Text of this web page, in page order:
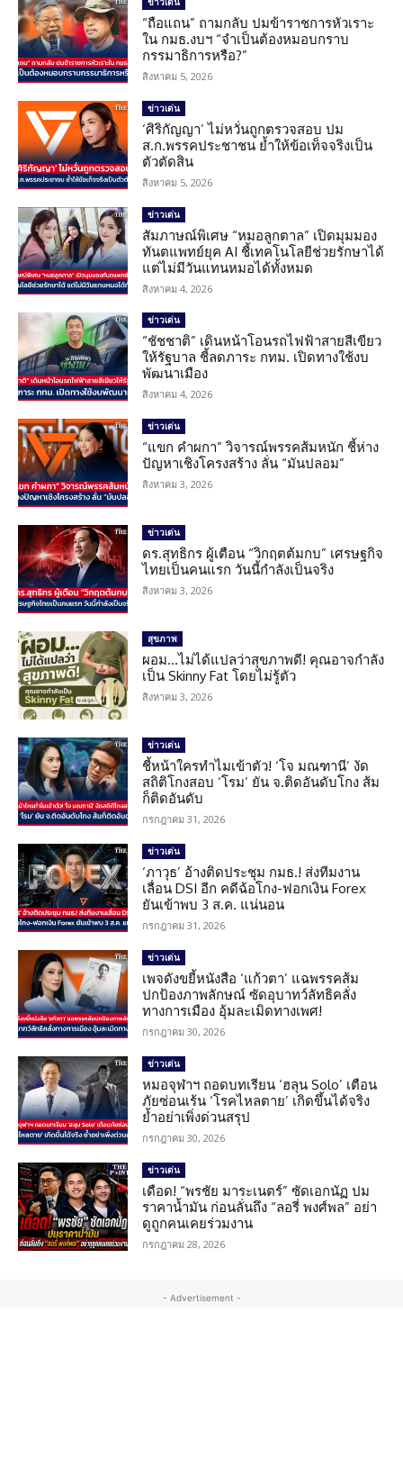
“ถือแถน” ถามกลับ ปมข้าราชการหัวเราะ
ใน กมธ.งบฯ “จำเป็นต้องหมอบกราบ
กรรมาธิการหรือ?”
สิงหาคม 5, 2026
ข่าวเด่น
‘ศิริกัญญา’ ไม่หวั่นถูกตรวจสอบ ปม
ส.ก.พรรคประชาชน ย้ำให้ข้อเท็จจริงเป็น
ตัวตัดสิน
สิงหาคม 5, 2026
ข่าวเด่น
สัมภาษณ์พิเศษ “หมอลูกตาล” เปิดมุมมอง
ทันตแพทย์ยุค AI ชี้เทคโนโลยีช่วยรักษาได้
แต่ไม่มีวันแทนหมอได้ทั้งหมด
สิงหาคม 4, 2026
ข่าวเด่น
“ชัชชาติ” เดินหน้าโอนรถไฟฟ้าสายสีเขียว
ให้รัฐบาล ชี้ลดภาระ กทม. เปิดทางใช้งบ
พัฒนาเมือง
สิงหาคม 4, 2026
ข่าวเด่น
“แขก คำผกา” วิจารณ์พรรคส้มหนัก ชี้ห่าง
ปัญหาเชิงโครงสร้าง ลั่น “มันปลอม”
สิงหาคม 3, 2026
ข่าวเด่น
ดร.สุทธิกร ผู้เตือน “วิกฤตต้มกบ” เศรษฐกิจ
ไทยเป็นคนแรก วันนี้กำลังเป็นจริง
สิงหาคม 3, 2026
สุขภาพ
ผอม…ไม่ได้แปลว่าสุขภาพดี! คุณอาจกำลัง
เป็น Skinny Fat โดยไม่รู้ตัว
สิงหาคม 3, 2026
ข่าวเด่น
ชี้หน้าใครทำไมเข้าตัว! ‘โจ มณฑานี’ งัด
สถิติโกงสอบ ‘โรม’ ยัน จ.ติดอันดับโกง ส้ม
ก็ติดอันดับ
กรกฎาคม 31, 2026
ข่าวเด่น
‘ภาวุธ’ อ้างติดประชุม กมธ.! ส่งทีมงาน
เลื่อน DSI อีก คดีฉ้อโกง-ฟอกเงิน Forex
ยันเข้าพบ 3 ส.ค. แน่นอน
กรกฎาคม 31, 2026
ข่าวเด่น
เพจดังขยี้หนังสือ ‘แก้วตา’ แฉพรรคส้ม
ปกป้องภาพลักษณ์ ซัดอุบาทว์ลัทธิคลั่ง
ทางการเมือง อุ้มละเมิดทางเพศ!
กรกฎาคม 30, 2026
ข่าวเด่น
หมอจุฬาฯ ถอดบทเรียน ‘ฮลุน Solo’ เตือน
ภัยซ่อนเร้น ‘โรคไหลตาย’ เกิดขึ้นได้จริง
ย้ำอย่าเพิ่งด่วนสรุป
กรกฎาคม 30, 2026
ข่าวเด่น
เดือด! “พรชัย มาระเนตร์” ซัดเอกนัฏ ปม
ราคาน้ำมัน ก่อนลั่นถึง “ลอรี่ พงศ์พล” อย่า
ดูถูกคนเคยร่วมงาน
กรกฎาคม 28, 2026
- Advertisement -